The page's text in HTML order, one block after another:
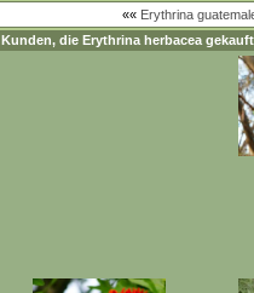
«« Erythrina
Kunden, die Erythrina herbacea